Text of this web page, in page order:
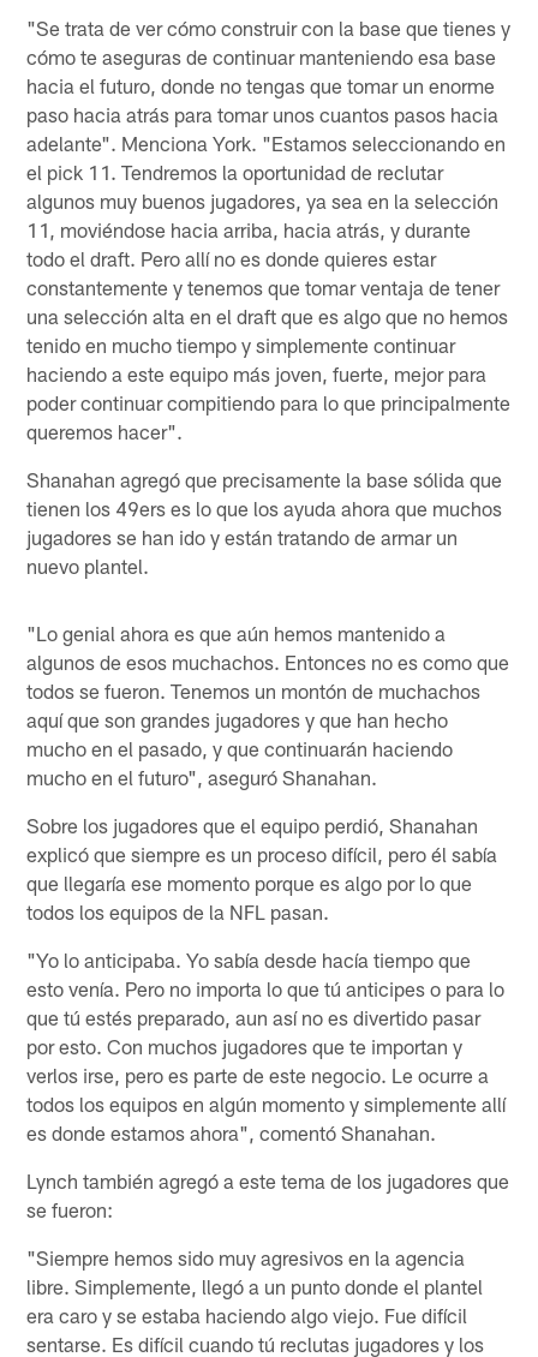
"Se trata de ver cómo construir con la base que tienes y
cómo te aseguras de continuar manteniendo esa base
hacia el futuro, donde no tengas que tomar un enorme
paso hacia atrás para tomar unos cuantos pasos hacia
adelante". Menciona York. "Estamos seleccionando en
el pick 11. Tendremos la oportunidad de reclutar
algunos muy buenos jugadores, ya sea en la selección
11, moviéndose hacia arriba, hacia atrás, y durante
todo el draft. Pero allí no es donde quieres estar
constantemente y tenemos que tomar ventaja de tener
una selección alta en el draft que es algo que no hemos
tenido en mucho tiempo y simplemente continuar
haciendo a este equipo más joven, fuerte, mejor para
poder continuar compitiendo para lo que principalmente
queremos hacer".
Shanahan agregó que precisamente la base sólida que
tienen los 49ers es lo que los ayuda ahora que muchos
jugadores se han ido y están tratando de armar un
nuevo plantel.
"Lo genial ahora es que aún hemos mantenido a
algunos de esos muchachos. Entonces no es como que
todos se fueron. Tenemos un montón de muchachos
aquí que son grandes jugadores y que han hecho
mucho en el pasado, y que continuarán haciendo
mucho en el futuro", aseguró Shanahan.
Sobre los jugadores que el equipo perdió, Shanahan
explicó que siempre es un proceso difícil, pero él sabía
que llegaría ese momento porque es algo por lo que
todos los equipos de la NFL pasan.
"Yo lo anticipaba. Yo sabía desde hacía tiempo que
esto venía. Pero no importa lo que tú anticipes o para lo
que tú estés preparado, aun así no es divertido pasar
por esto. Con muchos jugadores que te importan y
verlos irse, pero es parte de este negocio. Le ocurre a
todos los equipos en algún momento y simplemente allí
es donde estamos ahora", comentó Shanahan.
Lynch también agregó a este tema de los jugadores que
se fueron:
"Siempre hemos sido muy agresivos en la agencia
libre. Simplemente, llegó a un punto donde el plantel
era caro y se estaba haciendo algo viejo. Fue difícil
sentarse. Es difícil cuando tú reclutas jugadores y los